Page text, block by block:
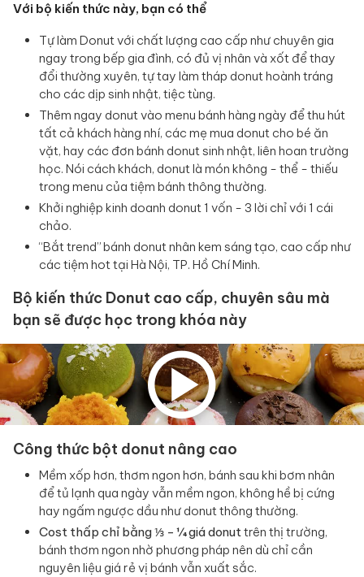
Với bộ kiến thức này, bạn có thể
Tự làm Donut với chất lượng cao cấp như chuyên gia
ngay trong bếp gia đình, có đủ vị nhân và xốt để thay
đổi thường xuyên, tự tay làm tháp donut hoành tráng
cho các dịp sinh nhật, tiệc tùng.
Thêm ngay donut vào menu bánh hàng ngày để thu hút
tất cả khách hàng nhí, các mẹ mua donut cho bé ăn
vặt, hay các đơn bánh donut sinh nhật, liên hoan trường
học. Nói cách khách, donut là món không - thể - thiếu
trong menu của tiệm bánh thông thường.
Khởi nghiệp kinh doanh donut 1 vốn - 3 lời chỉ với 1 cái
chảo.
“Bắt trend” bánh donut nhân kem sáng tạo, cao cấp như
các tiệm hot tại Hà Nội, TP. Hồ Chí Minh.
Bộ kiến thức Donut cao cấp, chuyên sâu mà
bạn sẽ được học trong khóa này
Công thức bột donut nâng cao
Mềm xốp hơn, thơm ngon hơn, bánh sau khi bơm nhân
để tủ lạnh qua ngày vẫn mềm ngon, không hề bị cứng
hay ngấm ngược dầu như donut thông thường.
Cost thấp chỉ bằng ⅓ - ¼ giá donuttrên thị trường,
bánh thơm ngon nhờ phương pháp nên dù chỉ cần
nguyên liệu giá rẻ vị bánh vẫn xuất sắc.